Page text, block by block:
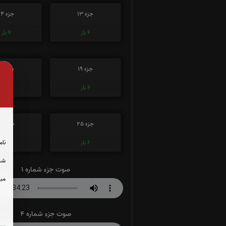
جزء 13
6 بار
جزء 14
6 بار
جزء 19
6 بار
جزء 20
جزء 25
6 بار
جزء 26
بار
صوت جزء شماره 1
صوت جزء شماره 4